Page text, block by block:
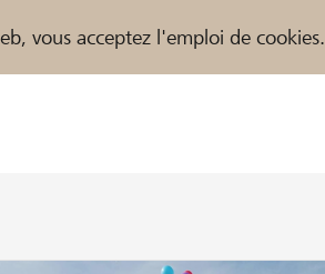
vous acceptez l'emploi de cookies.
/ Banques Raiffeisen